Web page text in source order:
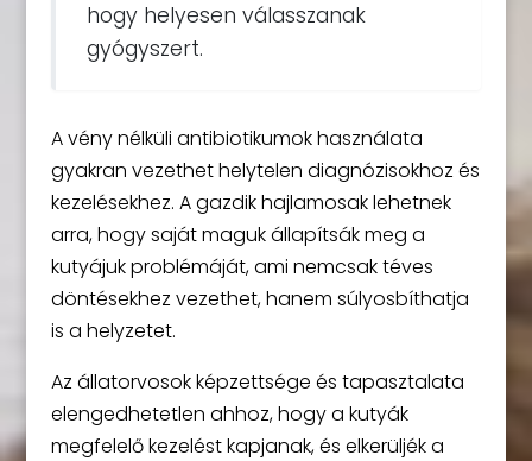
hogy helyesen válasszanak
gyógyszert.
A vény nélküli antibiotikumok használata
gyakran vezethet helytelen diagnózisokhoz és
kezelésekhez. A gazdik hajlamosak lehetnek
arra, hogy saját maguk állapítsák meg a
kutyájuk problémáját, ami nemcsak téves
döntésekhez vezethet, hanem súlyosbíthatja
is a helyzetet.
Az állatorvosok képzettsége és tapasztalata
elengedhetetlen ahhoz, hogy a kutyák
megfelelő kezelést kapjanak, és elkerüljék a